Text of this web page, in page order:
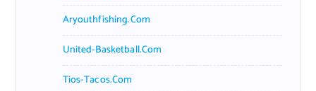
Aryouthfishing.com
United-Basketball.com
Tios-Tacos.com